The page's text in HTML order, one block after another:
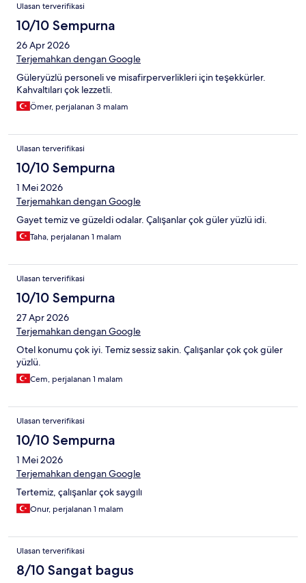
Ulasan terverifikasi
10/10 Sempurna
26 Apr 2026
Terjemahkan dengan Google
Güleryüzlü personeli ve misafirperverlikleri için teşekkürler.
Kahvaltıları çok lezzetli.
Ömer, perjalanan 3 malam
Ulasan terverifikasi
10/10 Sempurna
1 Mei 2026
Terjemahkan dengan Google
Gayet temiz ve güzeldi odalar. Çalışanlar çok güler yüzlü idi.
Taha, perjalanan 1 malam
Ulasan terverifikasi
10/10 Sempurna
27 Apr 2026
Terjemahkan dengan Google
Otel konumu çok iyi. Temiz sessiz sakin. Çalışanlar çok çok güler
yüzlü.
Cem, perjalanan 1 malam
Ulasan terverifikasi
10/10 Sempurna
1 Mei 2026
Terjemahkan dengan Google
Tertemiz, çalışanlar çok saygılı
Onur, perjalanan 1 malam
Ulasan terverifikasi
8/10 Sangat bagus